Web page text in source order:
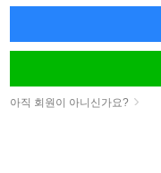
아직 회원이 아니신가요?